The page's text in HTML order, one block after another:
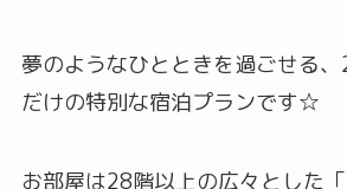
夢のようなひとときを過ごせる
だけの特別な宿泊プランです☆
お部屋は28階以上の広々とした